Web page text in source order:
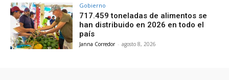
Gobierno
717.459 toneladas de alimentos se
han distribuido en 2026 en todo el
país
Janna Corredor - agosto 8, 2026